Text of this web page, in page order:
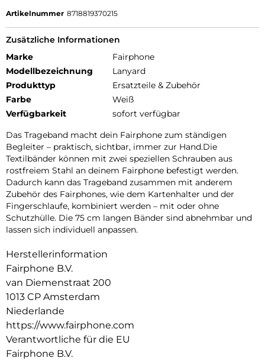
Artikelnummer 8718819370215
Zusätzliche Informationen
Marke
Fairphone
Modellbezeichnung
Lanyard
Produkttyp
Ersatzteile & Zubehör
Farbe
Weiß
Verfügbarkeit
sofort verfügbar
Das Trageband macht dein Fairphone zum ständigen
Begleiter – praktisch, sichtbar, immer zur Hand.Die
Textilbänder können mit zwei speziellen Schrauben aus
rostfreiem Stahl an deinem Fairphone befestigt werden.
Dadurch kann das Trageband zusammen mit anderem
Zubehör des Fairphones, wie dem Kartenhalter und der
Fingerschlaufe, kombiniert werden – mit oder ohne
Schutzhülle. Die 75 cm langen Bänder sind abnehmbar und
lassen sich individuell anpassen.
Herstellerinformation
Fairphone B.V.
van Diemenstraat 200
1013 CP Amsterdam
Niederlande
https://www.fairphone.com
Verantwortliche für die EU
Fairphone B.V.